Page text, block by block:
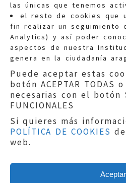
las únicas que tenemos
el resto de cookies que
fin realizar un seguimiento
Analytics) y así poder
aspectos de nuestra
genera en la ciudadanía
Puede aceptar estas
botón ACEPTAR TODAS
necesarias con el botón
FUNCIONALES
Si quieres más
POLÍTICA DE COOKIES
web.
Aceptar
Quejas:
Teléfonos:900 210
Aviso legal|
Protección de Datos
Política de cookies